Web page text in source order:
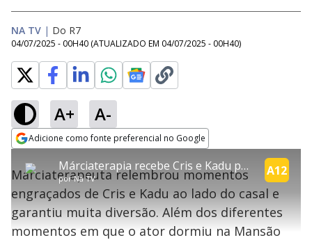
NA TV | Do R7
04/07/2025 - 00H40 (ATUALIZADO EM 04/07/2025 - 00H40)
A+ A-
Adicione como fonte preferencial no Google
a
window.
This
modal
can
be
explore
Conteúdo bloqueado
Lamentamos, mas o vídeo que está tentando assisitr é de exibição
exclusiva em território brasileiro :-(
Márciaterapia recebe Cris e Kadu para relembrar momentos engraçados do casal | Power Couple
porNa TV
A12
Márciaterapeuta relembrou momentos
engraçados de Cris e Kadu ao lado do casal e
garantiu muita diversão. Além dos diferentes
momentos em que o ator dormiu na Mansão